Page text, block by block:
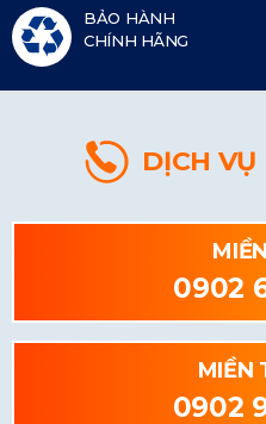
BẢO HÀNH
CHÍNH HÃNG
DỊCH
0902
MIỀN
0902